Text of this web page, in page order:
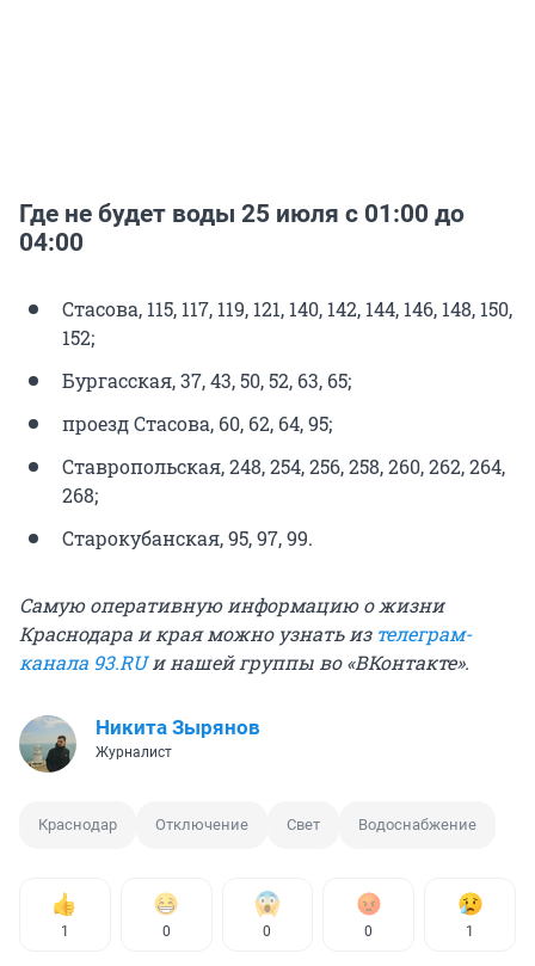
Где не будет воды 25 июля с 01:00 до
04:00
Стасова, 115, 117, 119, 121, 140, 142, 144, 146, 148, 150,
152;
Бургасская, 37, 43, 50, 52, 63, 65;
проезд Стасова, 60, 62, 64, 95;
Ставропольская, 248, 254, 256, 258, 260, 262, 264,
268;
Старокубанская, 95, 97, 99.
Самую оперативную информацию о жизни
Краснодара и края можно узнать из телеграм-
канала 93.RUи нашей группы во «ВКонтакте».
Никита Зырянов
Журналист
Краснодар Отключение Свет Водоснабжение
1 0 0 0 1